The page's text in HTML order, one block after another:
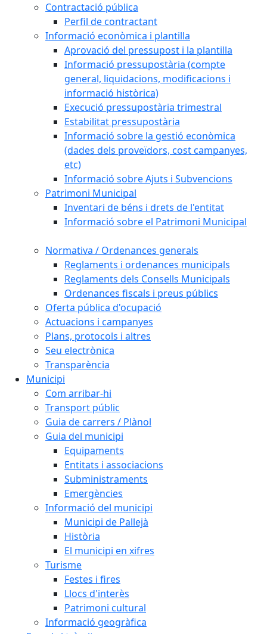
Contractació pública
Perfil de contractant
Informació econòmica i plantilla
Aprovació del pressupost i la plantilla
Informació pressupostària (compte
general, liquidacions, modificacions i
informació històrica)
Execució pressupostària trimestral
Estabilitat pressupostària
Informació sobre la gestió econòmica
(dades dels proveïdors, cost campanyes,
etc)
Informació sobre Ajuts i Subvencions
Patrimoni Municipal
Inventari de béns i drets de l'entitat
Informació sobre el Patrimoni Municipal
Normativa / Ordenances generals
Reglaments i ordenances municipals
Reglaments dels Consells Municipals
Ordenances fiscals i preus públics
Oferta pública d'ocupació
Actuacions i campanyes
Plans, protocols i altres
Seu electrònica
Transparència
Municipi
Com arribar-hi
Transport públic
Guia de carrers / Plànol
Guia del municipi
Equipaments
Entitats i associacions
Subministraments
Emergències
Informació del municipi
Municipi de Pallejà
Història
El municipi en xifres
Turisme
Festes i fires
Llocs d'interès
Patrimoni cultural
Informació geogràfica